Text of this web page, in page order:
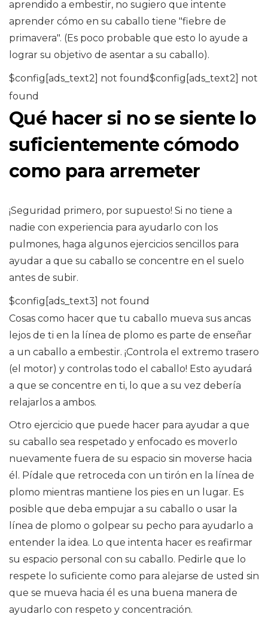
aprendido a embestir, no sugiero que intente
aprender cómo en su caballo tiene "fiebre de
primavera". (Es poco probable que esto lo ayude a
lograr su objetivo de asentar a su caballo).
$config[ads_text2] not found$config[ads_text2] not
found
Qué hacer si no se siente lo
suficientemente cómodo
como para arremeter
¡Seguridad primero, por supuesto! Si no tiene a
nadie con experiencia para ayudarlo con los
pulmones, haga algunos ejercicios sencillos para
ayudar a que su caballo se concentre en el suelo
antes de subir.
$config[ads_text3] not found
Cosas como hacer que tu caballo mueva sus ancas
lejos de ti en la línea de plomo es parte de enseñar
a un caballo a embestir. ¡Controla el extremo trasero
(el motor) y controlas todo el caballo! Esto ayudará
a que se concentre en ti, lo que a su vez debería
relajarlos a ambos.
Otro ejercicio que puede hacer para ayudar a que
su caballo sea respetado y enfocado es moverlo
nuevamente fuera de su espacio sin moverse hacia
él. Pídale que retroceda con un tirón en la línea de
plomo mientras mantiene los pies en un lugar. Es
posible que deba empujar a su caballo o usar la
línea de plomo o golpear su pecho para ayudarlo a
entender la idea. Lo que intenta hacer es reafirmar
su espacio personal con su caballo. Pedirle que lo
respete lo suficiente como para alejarse de usted sin
que se mueva hacia él es una buena manera de
ayudarlo con respeto y concentración.